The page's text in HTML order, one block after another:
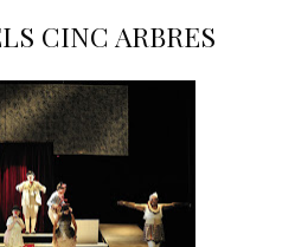
CINC ARBRES